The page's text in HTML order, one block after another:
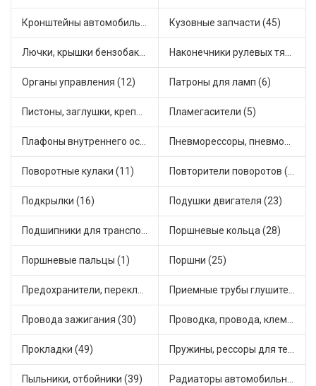
Кронштейны автомобильные (1) Кузовные запчасти (45)
Лючки, крышки бензобака (8) Наконечники рулевых тяг (30)
Органы управления (12) Патроны для ламп (6)
Пистоны, заглушки, крепежные элементы (11) Пламегасители (5)
Плафоны внутреннего освещения (1) Пневморессоры, пневмоподушки (1)
Поворотные кулаки (11) Повторители поворотов (3)
Подкрылки (16) Подушки двигателя (23)
Подшипники для транспорта (24) Поршневые кольца (28)
Поршневые пальцы (1) Поршни (25)
Предохранители, переключатели, кнопки автомобильные (26) Приемные трубы глушителя (28)
Провода зажигания (30) Проводка, провода, клеммы и разъемы (22)
Прокладки (49) Пружины, рессоры для техники (29)
Пыльники, отбойники (39) Радиаторы автомобильные (33)